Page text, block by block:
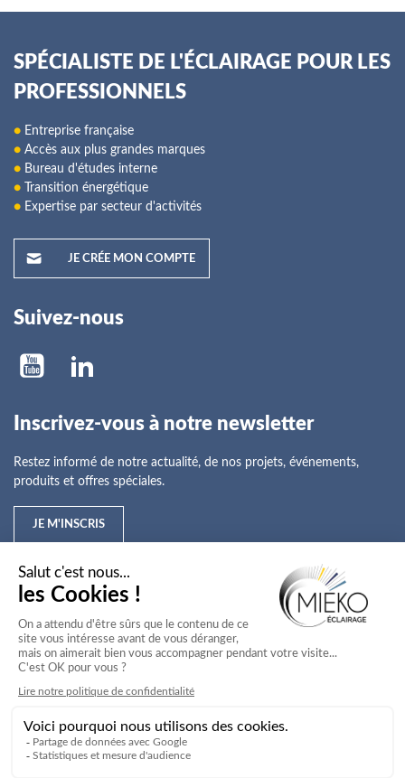
SPÉCIALISTE DE L'ÉCLAIRAGE POUR LES
PROFESSIONNELS
● Entreprise française
● Accès aux plus grandes marques
● Bureau d'études interne
● Transition énergétique
● Expertise par secteur d'activités
JE CRÉE MON COMPTE
Suivez-nous
Inscrivez-vous à notre newsletter
Restez informé de notre actualité, de nos projets, événements,
produits et offres spéciales.
JE M'INSCRIS
Nos offres
Nos services
Nos secteurs d'activité
Service client